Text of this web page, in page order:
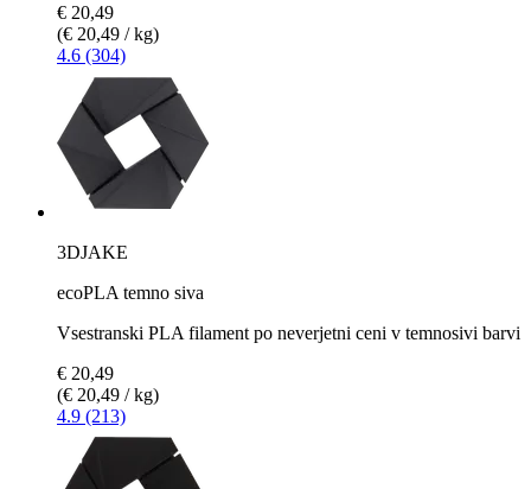
€ 20,49
(€ 20,49 / kg)
4.6 (304)
3DJAKE
ecoPLA temno siva
Vsestranski PLA filament po neverjetni ceni v temnosivi barvi
€ 20,49
(€ 20,49 / kg)
4.9 (213)